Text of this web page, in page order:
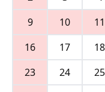
9
10 11
16
17 18
23
24 25